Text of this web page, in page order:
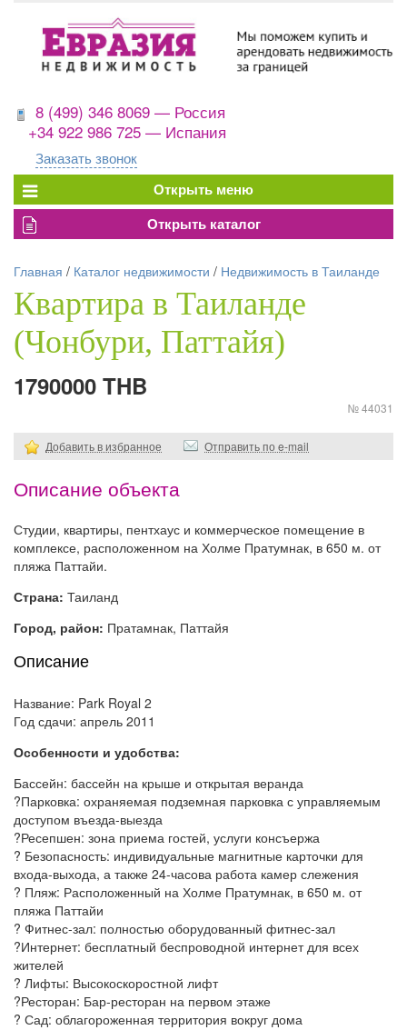
8 (499) 346 8069 — Россия
+34 922 986 725 — Испания
Заказать звонок
Главная / Каталог недвижимости / Недвижимость в Таиланде
Квартира в Таиланде
(Чонбури, Паттайя)
1790000 THB
№ 44031
Добавить в избранное Отправить по e-mail
Описание объекта
Студии, квартиры, пентхаус и коммерческое помещение в
комплексе, расположенном на Холме Пратумнак, в 650 м. от
пляжа Паттайи.
Страна: Таиланд
Город, район: Пратамнак, Паттайя
Описание
Название: Park Royal 2
Год сдачи: апрель 2011
Особенности и удобства:
Бассейн: бассейн на крыше и открытая веранда
?Парковка: охраняемая подземная парковка с управляемым
доступом въезда-выезда
?Ресепшен: зона приема гостей, услуги консъержа
? Безопасность: индивидуальные магнитные карточки для
входа-выхода, а также 24-часова работа камер слежения
? Пляж: Расположенный на Холме Пратумнак, в 650 м. от
пляжа Паттайи
? Фитнес-зал: полностью оборудованный фитнес-зал
?Интернет: бесплатный беспроводной интернет для всех
жителей
? Лифты: Высокоскоростной лифт
?Ресторан: Бар-ресторан на первом этаже
? Сад: облагороженная территория вокруг дома